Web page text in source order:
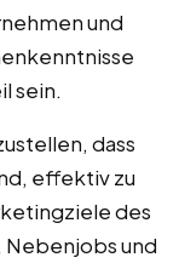
und
sein.
dass
effektiv zu
des
und